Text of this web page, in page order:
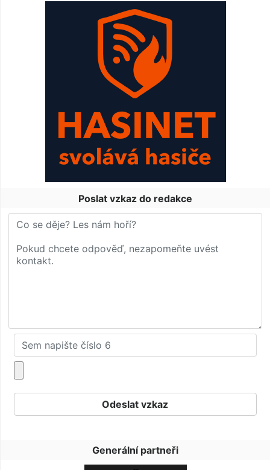
Poslat vzkaz do redakce
Generální partneři